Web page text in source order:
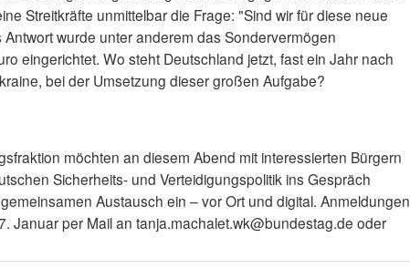
Streitkräfte unmittelbar die Frage: "Sind wir für diese neue
wurde unter anderem das Sondervermögen
eingerichtet. Wo steht Deutschland jetzt, fast ein Jahr nach
bei der Umsetzung dieser großen Aufgabe?
möchten an diesem Abend mit interessierten Bürgern
Sicherheits- und Verteidigungspolitik ins Gespräch
Austausch ein – vor Ort und digital. Anmeldungen
Januar per Mail an tanja.machalet.wk@bundestag.de oder